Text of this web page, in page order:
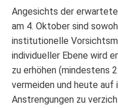
Angesichts der
am 4. Oktober sind
institutionelle
individueller Ebene wird
zu erhöhen (mindestens
vermeiden und heute
Anstrengungen zu